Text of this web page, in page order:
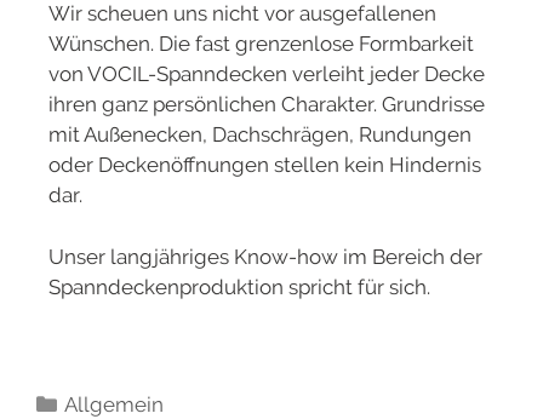
Wir scheuen uns nicht vor ausgefallenen
Wünschen. Die fast grenzenlose Formbarkeit
von VOCIL-Spanndecken verleiht jeder Decke
ihren ganz persönlichen Charakter. Grundrisse
mit Außenecken, Dachschrägen, Rundungen
oder Deckenöffnungen stellen kein Hindernis
dar.
Unser langjähriges Know-how im Bereich der
Spanndeckenproduktion spricht für sich.
Allgemein